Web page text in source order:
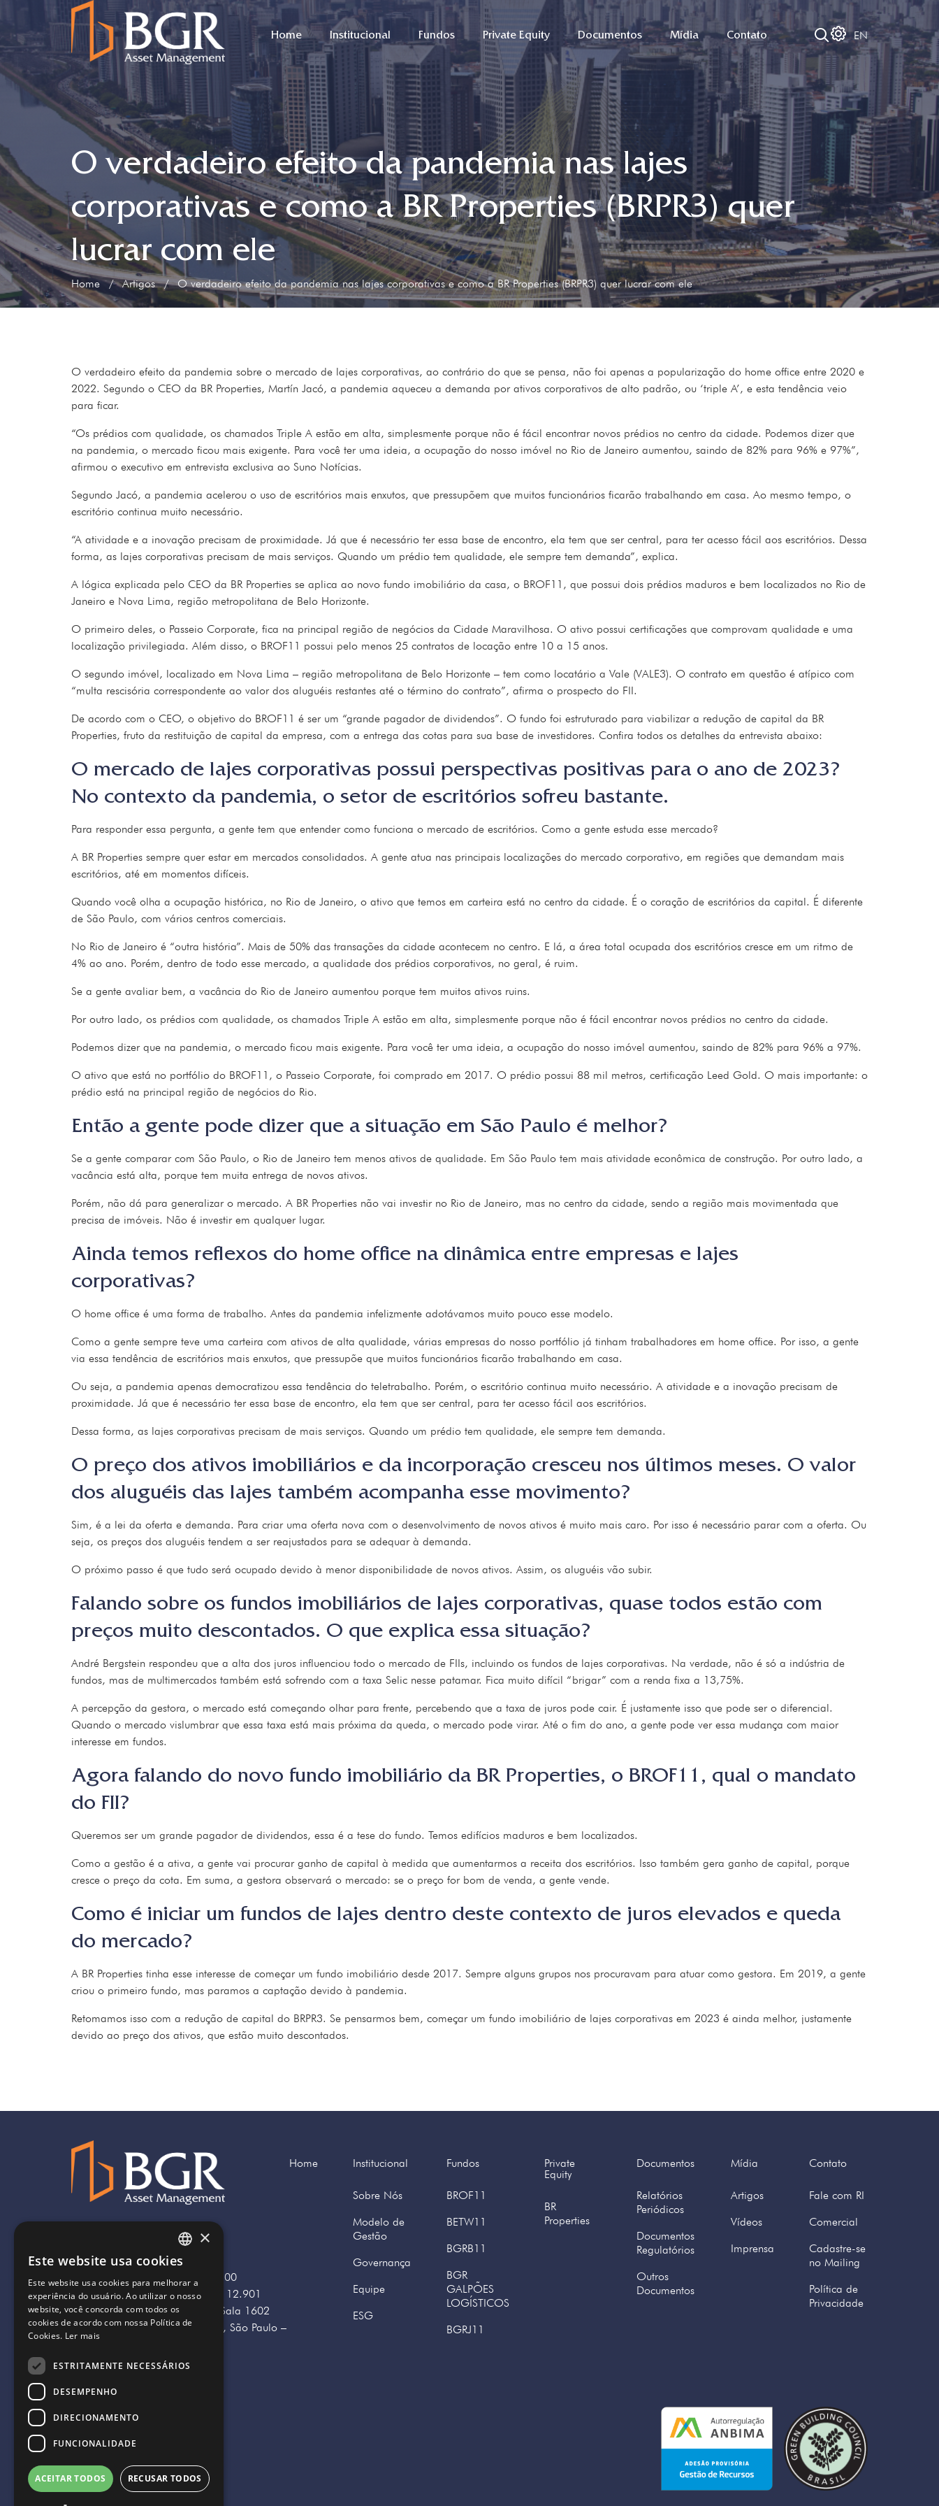
Home Institucional Fundos Private Equity Documentos Mídia Contato EN
O verdadeiro efeito da pandemia nas lajes
corporativas e como a BR Properties (BRPR3) quer
lucrar com ele
Home / Artigos / O verdadeiro efeito da pandemia nas lajes corporativas e como a BR Properties (BRPR3) quer lucrar com ele
O verdadeiro efeito da pandemia sobre o mercado de lajes corporativas, ao contrário do que se pensa, não foi apenas a popularização do home office entre 2020 e
2022. Segundo o CEO da BR Properties, Martín Jacó, a pandemia aqueceu a demanda por ativos corporativos de alto padrão, ou ‘triple A’, e esta tendência veio
para ficar.
“Os prédios com qualidade, os chamados Triple A estão em alta, simplesmente porque não é fácil encontrar novos prédios no centro da cidade. Podemos dizer que
na pandemia, o mercado ficou mais exigente. Para você ter uma ideia, a ocupação do nosso imóvel no Rio de Janeiro aumentou, saindo de 82% para 96% e 97%”,
afirmou o executivo em entrevista exclusiva ao Suno Notícias.
Segundo Jacó, a pandemia acelerou o uso de escritórios mais enxutos, que pressupõem que muitos funcionários ficarão trabalhando em casa. Ao mesmo tempo, o
escritório continua muito necessário.
“A atividade e a inovação precisam de proximidade. Já que é necessário ter essa base de encontro, ela tem que ser central, para ter acesso fácil aos escritórios. Dessa
forma, as lajes corporativas precisam de mais serviços. Quando um prédio tem qualidade, ele sempre tem demanda”, explica.
A lógica explicada pelo CEO da BR Properties se aplica ao novo fundo imobiliário da casa, o BROF11, que possui dois prédios maduros e bem localizados no Rio de
Janeiro e Nova Lima, região metropolitana de Belo Horizonte.
O primeiro deles, o Passeio Corporate, fica na principal região de negócios da Cidade Maravilhosa. O ativo possui certificações que comprovam qualidade e uma
localização privilegiada. Além disso, o BROF11 possui pelo menos 25 contratos de locação entre 10 a 15 anos.
O segundo imóvel, localizado em Nova Lima – região metropolitana de Belo Horizonte – tem como locatário a Vale (VALE3). O contrato em questão é atípico com
“multa rescisória correspondente ao valor dos aluguéis restantes até o término do contrato”, afirma o prospecto do FII.
De acordo com o CEO, o objetivo do BROF11 é ser um “grande pagador de dividendos”. O fundo foi estruturado para viabilizar a redução de capital da BR
Properties, fruto da restituição de capital da empresa, com a entrega das cotas para sua base de investidores. Confira todos os detalhes da entrevista abaixo:
O mercado de lajes corporativas possui perspectivas positivas para o ano de 2023?
No contexto da pandemia, o setor de escritórios sofreu bastante.
Para responder essa pergunta, a gente tem que entender como funciona o mercado de escritórios. Como a gente estuda esse mercado?
A BR Properties sempre quer estar em mercados consolidados. A gente atua nas principais localizações do mercado corporativo, em regiões que demandam mais
escritórios, até em momentos difíceis.
Quando você olha a ocupação histórica, no Rio de Janeiro, o ativo que temos em carteira está no centro da cidade. É o coração de escritórios da capital. É diferente
de São Paulo, com vários centros comerciais.
No Rio de Janeiro é “outra história”. Mais de 50% das transações da cidade acontecem no centro. E lá, a área total ocupada dos escritórios cresce em um ritmo de
4% ao ano. Porém, dentro de todo esse mercado, a qualidade dos prédios corporativos, no geral, é ruim.
Se a gente avaliar bem, a vacância do Rio de Janeiro aumentou porque tem muitos ativos ruins.
Por outro lado, os prédios com qualidade, os chamados Triple A estão em alta, simplesmente porque não é fácil encontrar novos prédios no centro da cidade.
Podemos dizer que na pandemia, o mercado ficou mais exigente. Para você ter uma ideia, a ocupação do nosso imóvel aumentou, saindo de 82% para 96% a 97%.
O ativo que está no portfólio do BROF11, o Passeio Corporate, foi comprado em 2017. O prédio possui 88 mil metros, certificação Leed Gold. O mais importante: o
prédio está na principal região de negócios do Rio.
Então a gente pode dizer que a situação em São Paulo é melhor?
Se a gente comparar com São Paulo, o Rio de Janeiro tem menos ativos de qualidade. Em São Paulo tem mais atividade econômica de construção. Por outro lado, a
vacância está alta, porque tem muita entrega de novos ativos.
Porém, não dá para generalizar o mercado. A BR Properties não vai investir no Rio de Janeiro, mas no centro da cidade, sendo a região mais movimentada que
precisa de imóveis. Não é investir em qualquer lugar.
Ainda temos reflexos do home office na dinâmica entre empresas e lajes
corporativas?
O home office é uma forma de trabalho. Antes da pandemia infelizmente adotávamos muito pouco esse modelo.
Como a gente sempre teve uma carteira com ativos de alta qualidade, várias empresas do nosso portfólio já tinham trabalhadores em home office. Por isso, a gente
via essa tendência de escritórios mais enxutos, que pressupõe que muitos funcionários ficarão trabalhando em casa.
Ou seja, a pandemia apenas democratizou essa tendência do teletrabalho. Porém, o escritório continua muito necessário. A atividade e a inovação precisam de
proximidade. Já que é necessário ter essa base de encontro, ela tem que ser central, para ter acesso fácil aos escritórios.
Dessa forma, as lajes corporativas precisam de mais serviços. Quando um prédio tem qualidade, ele sempre tem demanda.
O preço dos ativos imobiliários e da incorporação cresceu nos últimos meses. O valor
dos aluguéis das lajes também acompanha esse movimento?
Sim, é a lei da oferta e demanda. Para criar uma oferta nova com o desenvolvimento de novos ativos é muito mais caro. Por isso é necessário parar com a oferta. Ou
seja, os preços dos aluguéis tendem a ser reajustados para se adequar à demanda.
O próximo passo é que tudo será ocupado devido à menor disponibilidade de novos ativos. Assim, os aluguéis vão subir.
Falando sobre os fundos imobiliários de lajes corporativas, quase todos estão com
preços muito descontados. O que explica essa situação?
André Bergstein respondeu que a alta dos juros influenciou todo o mercado de FIIs, incluindo os fundos de lajes corporativas. Na verdade, não é só a indústria de
fundos, mas de multimercados também está sofrendo com a taxa Selic nesse patamar. Fica muito difícil “brigar” com a renda fixa a 13,75%.
A percepção da gestora, o mercado está começando olhar para frente, percebendo que a taxa de juros pode cair. É justamente isso que pode ser o diferencial.
Quando o mercado vislumbrar que essa taxa está mais próxima da queda, o mercado pode virar. Até o fim do ano, a gente pode ver essa mudança com maior
interesse em fundos.
Agora falando do novo fundo imobiliário da BR Properties, o BROF11, qual o mandato
do FII?
Queremos ser um grande pagador de dividendos, essa é a tese do fundo. Temos edifícios maduros e bem localizados.
Como a gestão é a ativa, a gente vai procurar ganho de capital à medida que aumentarmos a receita dos escritórios. Isso também gera ganho de capital, porque
cresce o preço da cota. Em suma, a gestora observará o mercado: se o preço for bom de venda, a gente vende.
Como é iniciar um fundos de lajes dentro deste contexto de juros elevados e queda
do mercado?
A BR Properties tinha esse interesse de começar um fundo imobiliário desde 2017. Sempre alguns grupos nos procuravam para atuar como gestora. Em 2019, a gente
criou o primeiro fundo, mas paramos a captação devido à pandemia.
Retomamos isso com a redução de capital do BRPR3. Se pensarmos bem, começar um fundo imobiliário de lajes corporativas em 2023 é ainda melhor, justamente
devido ao preço dos ativos, que estão muito descontados.
BGR Asset Management Ltda.
CNPJ/ME nº 48.730.767/0001-00
Avenida das Nações Unidas, nº 12.901
CENU Torre Oeste, 16º andar, Sala 1602
Brooklin Novo, CEP 04578-910, São Paulo –
Home Institucional
Sobre Nós
Modelo de
Gestão
Governança
Equipe
ESG
Fundos
BROF11
BETW11
BGRB11
BGR
GALPÕES
LOGÍSTICOS
BGRJ11
Private
Equity
BR
Properties
Documentos
Relatórios
Periódicos
Documentos
Regulatórios
Outros
Documentos
Mídia
Artigos
Vídeos
Imprensa
Contato
Fale com RI
Comercial
Cadastre-se
no Mailing
Política de
Privacidade
PORTUGUESE
ENGLISH
×
Este website usa cookies
Este website usa cookies para melhorar a
experiência do usuário. Ao utilizar o nosso
website, você concorda com todos os
cookies de acordo com nossa Política de
Cookies. Ler mais
ESTRITAMENTE NECESSÁRIOS
DESEMPENHO
DIRECIONAMENTO
FUNCIONALIDADE
ACEITAR TODOS RECUSAR TODOS